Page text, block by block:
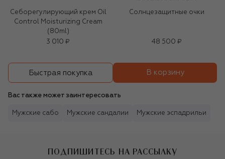
Себорегулирующий крем Oil
Control Moisturizing Cream
(80ml)
3 010 ₽
Солнцезащитные очки
48 500 ₽
Быстрая покупка В корзину
Вас также может заинтересовать
Мужские сабо Мужские сандалии Мужские эспадрильи
ПОДПИШИТЕСЬ НА РАССЫЛКУ